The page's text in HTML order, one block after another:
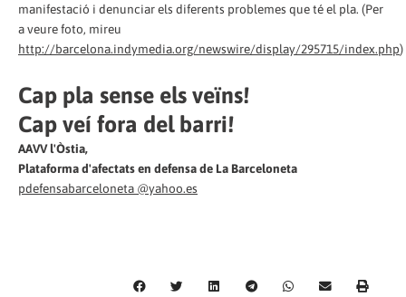
manifestació i denunciar els diferents problemes que té el pla. (Per
a veure foto, mireu
http://barcelona.indymedia.org/newswire/display/295715/index.php)
Cap pla sense els veïns!
Cap veí fora del barri!
AAVV l'Òstia,
Plataforma d'afectats en defensa de La Barceloneta
pdefensabarceloneta @yahoo.es